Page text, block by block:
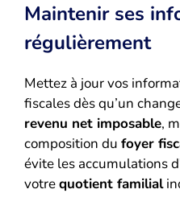
Maintenir ses
régulièrement
Mettez à jour vos
fiscales dès qu’un
revenu net imposable,
composition du foyer
évite les accumulations
votrequotient familial